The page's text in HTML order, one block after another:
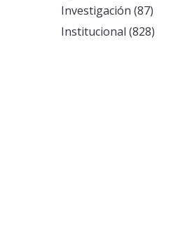
Investigación (87)
Institucional (828)